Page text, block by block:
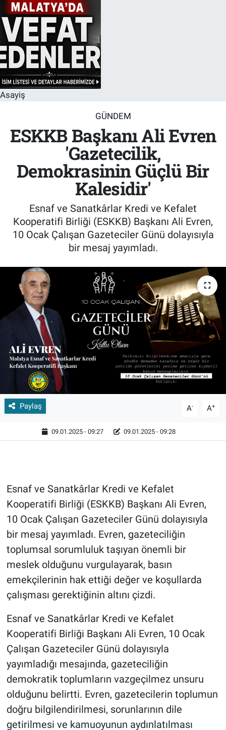
Asayiş
GÜNDEM
ESKKB Başkanı Ali Evren
'Gazetecilik,
Demokrasinin Güçlü Bir
Kalesidir'
Esnaf ve Sanatkârlar Kredi ve Kefalet
Kooperatifi Birliği (ESKKB) Başkanı Ali Evren,
10 Ocak Çalışan Gazeteciler Günü dolayısıyla
bir mesaj yayımladı.
Paylaş A- A+
09.01.2025 - 09:27 09.01.2025 - 09:28
Esnaf ve Sanatkârlar Kredi ve Kefalet
Kooperatifi Birliği (ESKKB) Başkanı Ali Evren,
10 Ocak Çalışan Gazeteciler Günü dolayısıyla
bir mesaj yayımladı. Evren, gazeteciliğin
toplumsal sorumluluk taşıyan önemli bir
meslek olduğunu vurgulayarak, basın
emekçilerinin hak ettiği değer ve koşullarda
çalışması gerektiğinin altını çizdi.
Esnaf ve Sanatkârlar Kredi ve Kefalet
Kooperatifi Birliği Başkanı Ali Evren, 10 Ocak
Çalışan Gazeteciler Günü dolayısıyla
yayımladığı mesajında, gazeteciliğin
demokratik toplumların vazgeçilmez unsuru
olduğunu belirtti. Evren, gazetecilerin toplumun
doğru bilgilendirilmesi, sorunlarının dile
getirilmesi ve kamuoyunun aydınlatılması